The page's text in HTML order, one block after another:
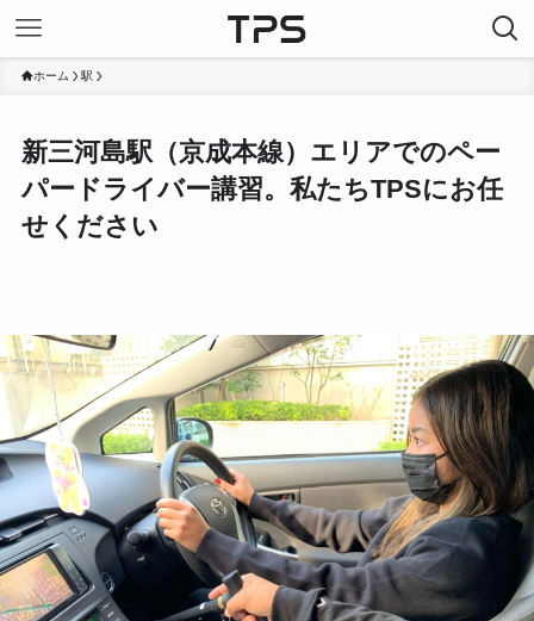
ホーム 駅
新三河島駅（京成本線）エリアでのペー
パードライバー講習。私たちTPSにお任
せください